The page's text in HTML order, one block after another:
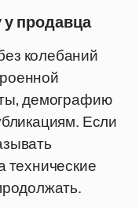
у продавца
колебаний
демографию
Если
технические